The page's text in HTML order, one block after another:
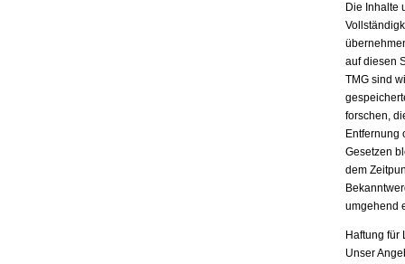
Die Inhalte
auf diesen
TMG sind
forschen,
Entfernung
Gesetzen
dem
umgehend
Haftung für
Unser